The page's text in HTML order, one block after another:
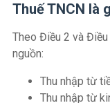
Thuế TNCN là
Theo Điều 2 và
nguồn:
Thu nhập từ
Thu nhập từ